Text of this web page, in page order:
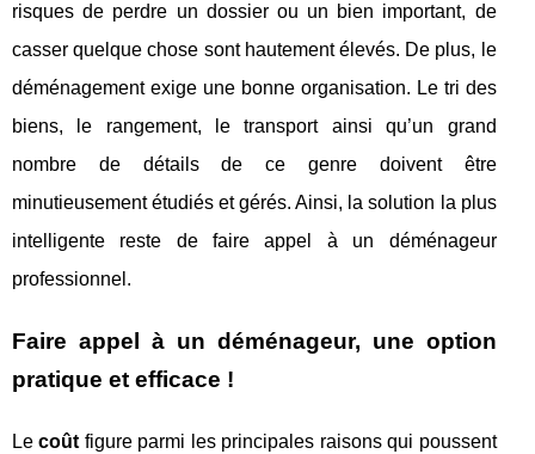
risques de perdre un dossier ou un bien important, de
casser quelque chose sont hautement élevés. De plus, le
déménagement exige une bonne organisation. Le tri des
biens, le rangement, le transport ainsi qu’un grand
nombre de détails de ce genre doivent être
minutieusement étudiés et gérés. Ainsi, la solution la plus
intelligente reste de faire appel à un déménageur
professionnel.
Faire appel à un déménageur, une option
pratique et efficace !
Lecoût figure parmi les principales raisons qui poussent